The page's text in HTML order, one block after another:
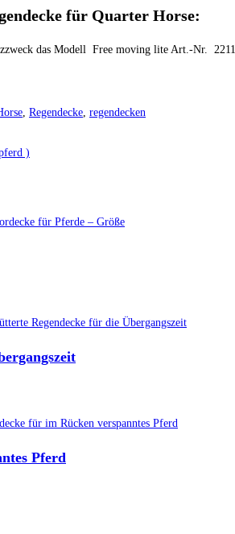
für Quarter Horse:
das Modell Free moving lite Art.-Nr.
, Regendecke, regendecken
)
Pferd